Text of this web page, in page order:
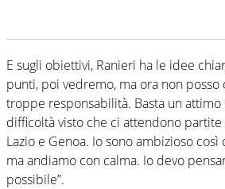
E sugli obiettivi, Ranieri ha le idee
punti, poi vedremo, ma ora non
troppe responsabilità. Basta un
difficoltà visto che ci attendono
Lazio e Genoa. Io sono ambizioso così
ma andiamo con calma. Io devo
possibile”.